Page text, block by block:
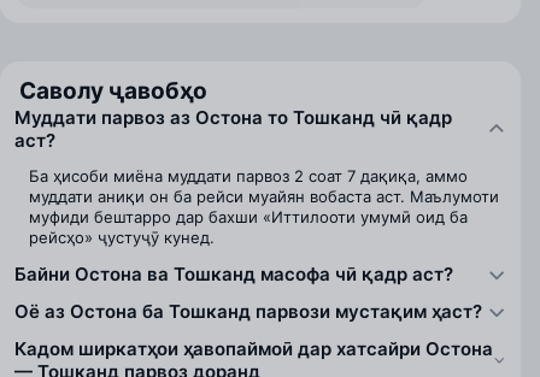
Саволу ҷавобҳо
Муддати парвоз аз Остона то Тошканд чӣ қадр
аст?
Ба ҳисоби миёна муддати парвоз 2 соат 7 дақиқа, аммо
муддати аниқи он ба рейси муайян вобаста аст. Маълумоти
муфиди бештарро дар бахши «Иттилооти умумӣ оид ба
рейсҳо» ҷустуҷӯ кунед.
Байни Остона ва Тошканд масофа чӣ қадр аст?
Оё аз Остона ба Тошканд парвози мустақим ҳаст?
Кадом ширкатҳои ҳавопаймоӣ дар хатсайри Остона
— Тошканд парвоз доранд